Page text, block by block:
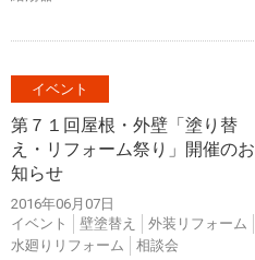
イベント
第７１回屋根・外壁「塗り替
え・リフォーム祭り」開催のお
知らせ
2016年06月07日
イベント
壁塗替え 外装リフォーム
水廻りリフォーム
相談会